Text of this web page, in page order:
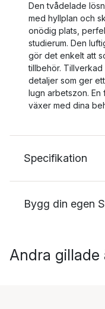
Den tvådelade
med hyllplan och
onödig plats,
studierum. Den
gör det enkelt att
tillbehör. Tillverkad
detaljer som ger
lugn arbetszon.
växer med dina
Specifikation
Bygg din egen
Andra gillade